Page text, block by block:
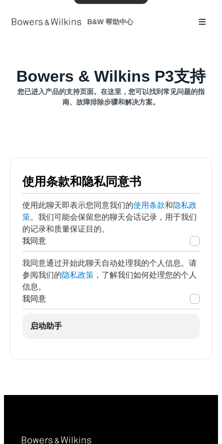
B&W 帮助中心
Bowers & Wilkins P3支持
您已进入产品的支持页面。在这里，您可以找到常见问题的指
南、故障排除步骤和解决方案。
使用条款和隐私同意书
使用此聊天即表示您同意我们的使用条款和隐私政
策。我们可能会保留您的聊天会话记录，用于我们
的记录和质量保证目的。
我同意
我同意通过开始此聊天自动处理我的个人信息。请
参阅我们的隐私政策 ，了解我们如何处理您的个人
信息。
我同意
启动助手